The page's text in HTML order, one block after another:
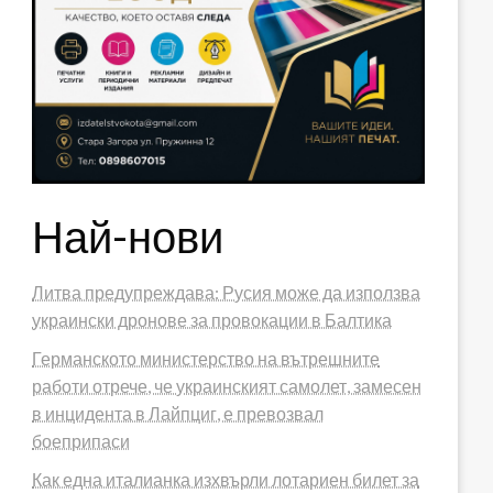
Най-нови
Литва предупреждава: Русия може да използва
украински дронове за провокации в Балтика
Германското министерство на вътрешните
работи отрече, че украинският самолет, замесен
в инцидента в Лайпциг, е превозвал
боеприпаси
Как една италианка изхвърли лотариен билет за